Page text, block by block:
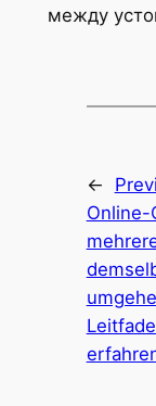
между
←
Online-